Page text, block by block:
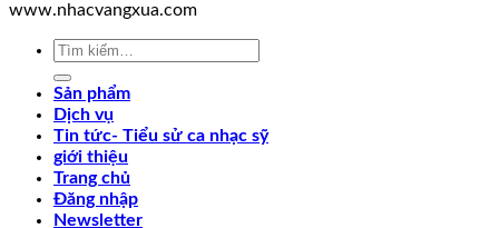
www.nhacvangxua.com
Tìm
Sản phẩm
Dịch vụ
Tin tức- Tiểu sử ca nhạc sỹ
giới thiệu
Trang chủ
Đăng nhập
Newsletter